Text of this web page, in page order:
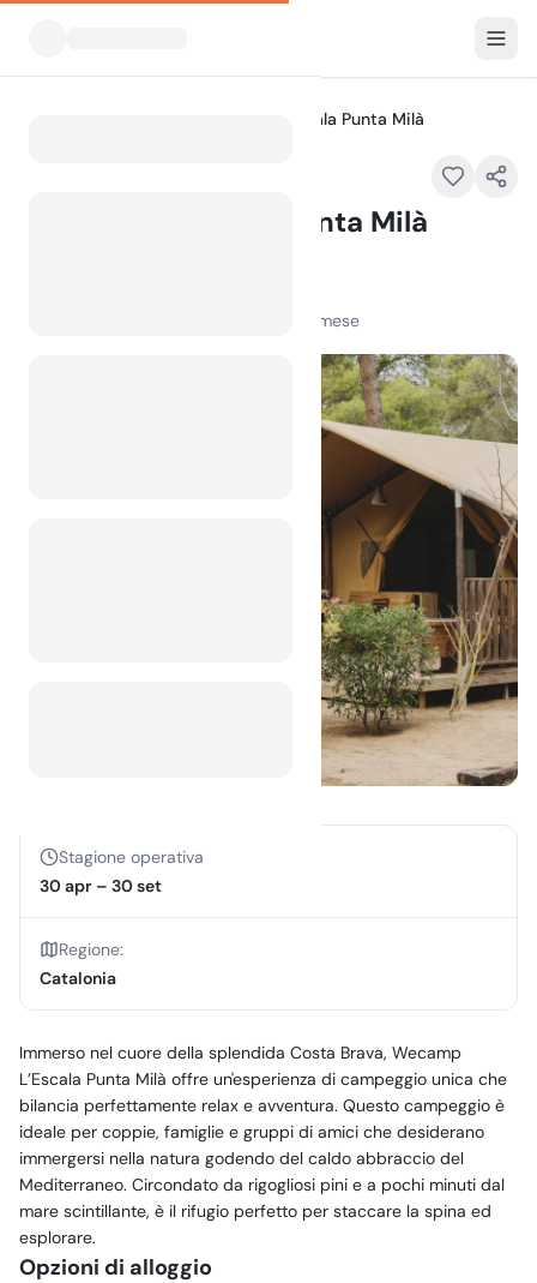
Wecamp L’ Escala Punta Milà
Wecamp L’ Escala Punta Milà
visualizzazioni nell'ultimo mese
Stagione operativa
30 apr – 30 set
Regione:
Catalonia
Immerso nel cuore della splendida Costa Brava, Wecamp
L’Escala Punta Milà offre un'esperienza di campeggio unica che
bilancia perfettamente relax e avventura. Questo campeggio è
ideale per coppie, famiglie e gruppi di amici che desiderano
immergersi nella natura godendo del caldo abbraccio del
Mediterraneo. Circondato da rigogliosi pini e a pochi minuti dal
mare scintillante, è il rifugio perfetto per staccare la spina ed
esplorare.
Opzioni di alloggio